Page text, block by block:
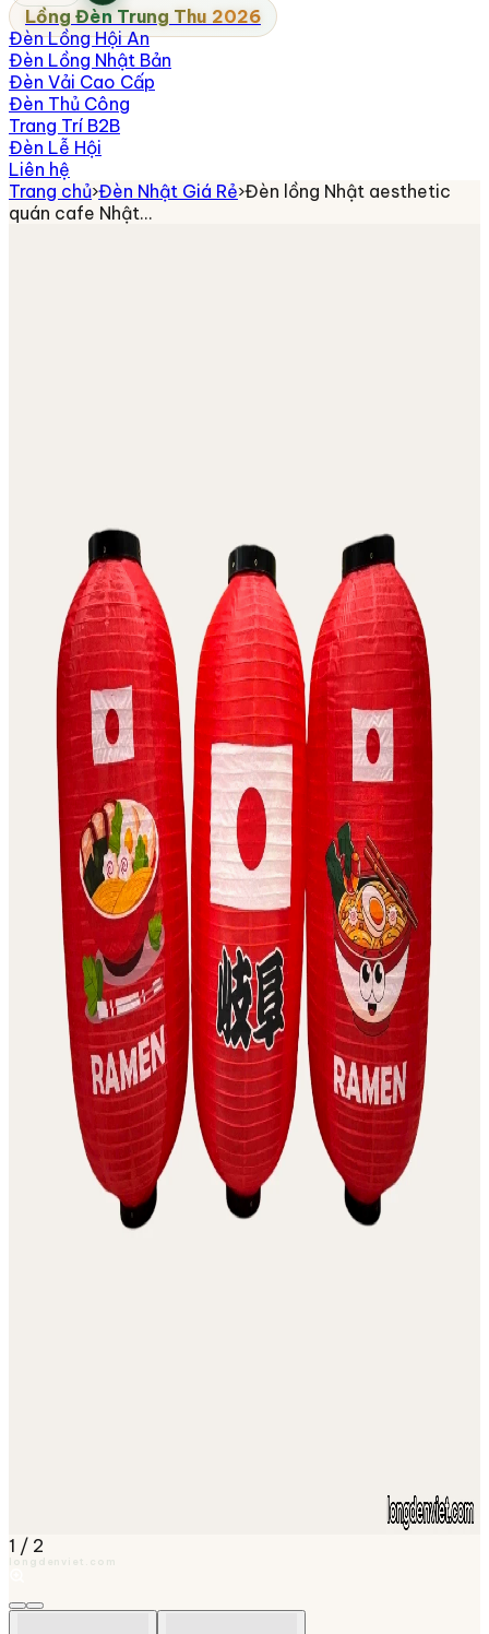
Lồng Đèn Trung Thu 2026
Đèn Lồng Hội An
Đèn Lồng Nhật Bản
Đèn Vải Cao Cấp
Đèn Thủ Công
Trang Trí B2B
Đèn Lễ Hội
Liên hệ
Trang chủ›Đèn Nhật Giá Rẻ›Đèn lồng Nhật aesthetic
quán cafe Nhật…
1 / 2
longdenviet.com